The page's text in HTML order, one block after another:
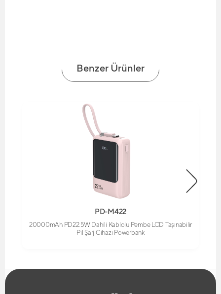
Benzer Ürünler
PD-M422
20000mAh PD22.5W Dahili Kablolu Pembe LCD Taşınabilir
Pil Şarj Cihazı Powerbank